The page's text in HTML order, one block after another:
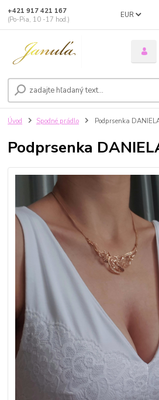
EUR
+421 917 421 167
(Po-Pia, 10 -17 hod.)
Úvod Spodné prádlo Podprsenka
Podprsenka